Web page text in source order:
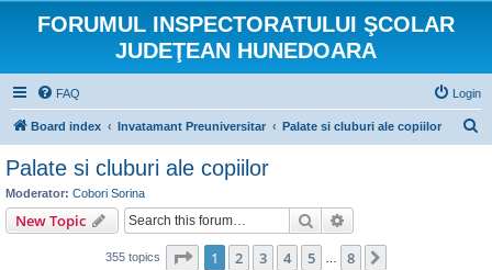
FORUMUL INSPECTORATULUI ŞCOLAR
JUDEŢEAN HUNEDOARA
FAQ Login
Board index Invatamant Preuniversitar Palate si cluburi ale copiilor
Palate si cluburi ale copiilor
Moderator: Cobori Sorina
New Topic Search
355 topics Page 1of 8
1 2 3 4 5 8